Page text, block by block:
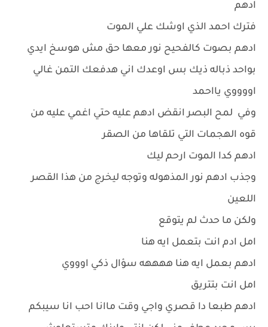
ادهم
فترك احمد الذي اوشك علي الموت
ادهم بصوت كالفحيح نور معها حق مش هوسخ ايدي
بواحد ذباله ذيك بس اوعدك اني هدفعك التمن غالي
اووووي يااحمد
وفي لمح البصر انقض ادهم عليه حتي اغمي عليه من
قوه الهجمات التي تلقاها من الصقر
ادهم كدا الموت ارحم ليك
وجذب ادهم نور المذهوله وتوجه ليخرج من هذا القصر
اللعين
ولكن ما حدث لم يتوقع
امل ادم انت بتعمل ايه هنا
ادهم بعمل ايه هنا ههههه سؤال ذكي اوووي
امل انت بتتريق
ادهم طبعا دا قصري واجي وقت ماانا احب انا سيبكم